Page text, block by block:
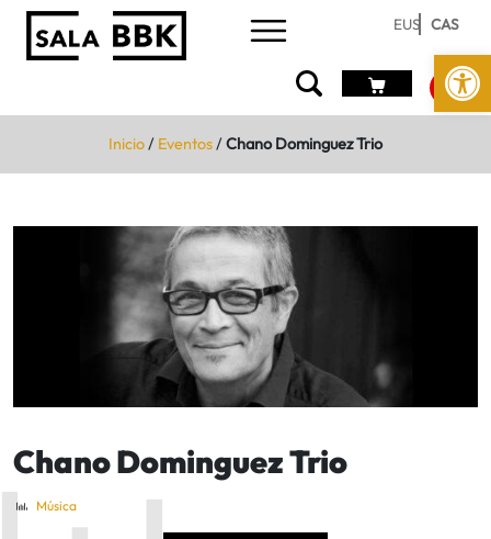
Abrir
EUS CAS
Inicio/ Eventos/Chano Dominguez Trio
Chano Dominguez Trio
Música